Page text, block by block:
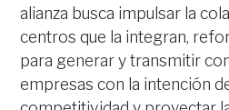
alianza busca impulsar la
centros que la integran,
para generar y transmitir
empresas con la intención